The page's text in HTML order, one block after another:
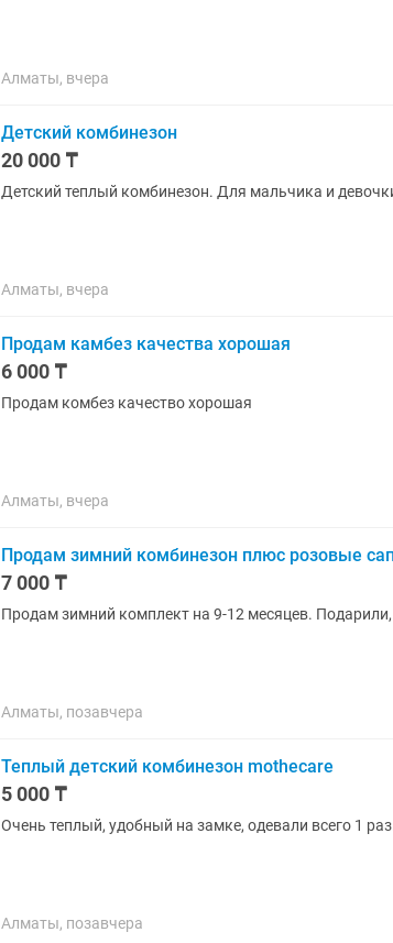
Алматы, вчера
Детский комбинезон
20 000 ₸
Детский теплый комбинезон. Для мальчика и
Алматы, вчера
Продам камбез качества хорошая
6 000 ₸
Продам комбез качество хорошая
Алматы, вчера
Продам зимний комбинезон плюс розовые
7 000 ₸
Продам зимний комплект на 9-12 месяцев.
Алматы, позавчера
Теплый детский комбинезон mothecare
5 000 ₸
Очень теплый, удобный на замке, одевали всего 1
Алматы, позавчера